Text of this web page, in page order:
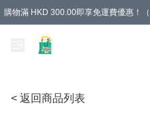
購物滿 HKD 300.00即享免運費優惠！
< 返回商品列表